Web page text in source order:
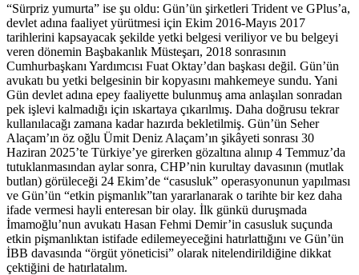
“Sürpriz yumurta” ise şu oldu: Gün’ün şirketleri Trident ve GPlus’a,
devlet adına faaliyet yürütmesi için Ekim 2016-Mayıs 2017
tarihlerini kapsayacak şekilde yetki belgesi veriliyor ve bu belgeyi
veren dönemin Başbakanlık Müsteşarı, 2018 sonrasının
Cumhurbaşkanı Yardımcısı Fuat Oktay’dan başkası değil. Gün’ün
avukatı bu yetki belgesinin bir kopyasını mahkemeye sundu. Yani
Gün devlet adına epey faaliyette bulunmuş ama anlaşılan sonradan
pek işlevi kalmadığı için ıskartaya çıkarılmış. Daha doğrusu tekrar
kullanılacağı zamana kadar hazırda bekletilmiş. Gün’ün Seher
Alaçam’ın öz oğlu Ümit Deniz Alaçam’ın şikâyeti sonrası 30
Haziran 2025’te Türkiye’ye girerken gözaltına alınıp 4 Temmuz’da
tutuklanmasından aylar sonra, CHP’nin kurultay davasının (mutlak
butlan) görüleceği 24 Ekim’de “casusluk” operasyonunun yapılması
ve Gün’ün “etkin pişmanlık”tan yararlanarak o tarihte bir kez daha
ifade vermesi hayli enteresan bir olay. İlk günkü duruşmada
İmamoğlu’nun avukatı Hasan Fehmi Demir’in casusluk suçunda
etkin pişmanlıktan istifade edilemeyeceğini hatırlattığını ve Gün’ün
İBB davasında “örgüt yöneticisi” olarak nitelendirildiğine dikkat
çektiğini de hatırlatalım.